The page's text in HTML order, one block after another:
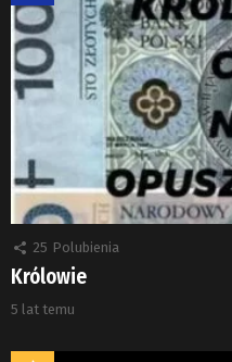
25 Polubienia
Królowie
5 lat temu